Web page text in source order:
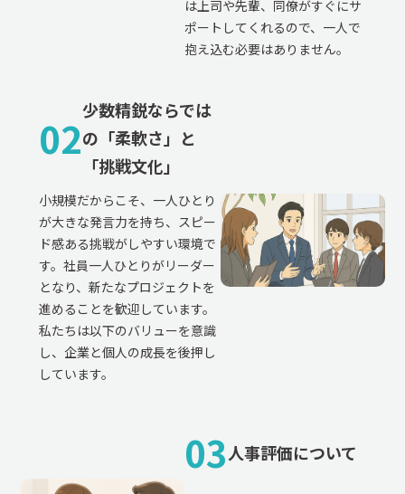
は上司や先輩、同僚がすぐにサ
ポートしてくれるので、一人で
抱え込む必要はありません。
02
少数精鋭ならでは
の「柔軟さ」と
「挑戦文化」
小規模だからこそ、一人ひとり
が大きな発言力を持ち、スピー
ド感ある挑戦がしやすい環境で
す。社員一人ひとりがリーダー
となり、新たなプロジェクトを
進めることを歓迎しています。
私たちは以下のバリューを意識
し、企業と個人の成長を後押し
しています。
03人事評価について